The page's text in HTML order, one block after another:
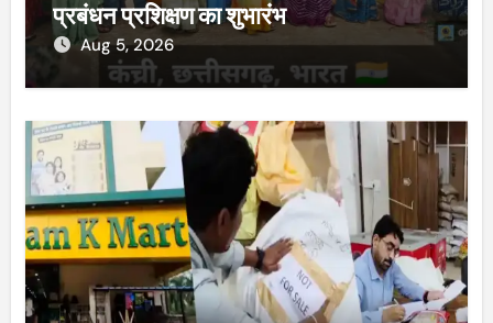
प्रबंधन प्रशिक्षण का शुभारंभ
Aug 5, 2026